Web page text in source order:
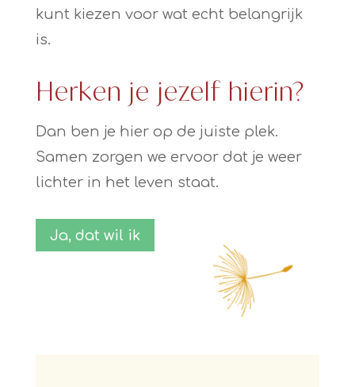
kunt kiezen voor wat echt belangrijk
is.
Herken je jezelf hierin?
Dan ben je hier op de juiste plek.
Samen zorgen we ervoor dat je weer
lichter in het leven staat.
Ja, dat wil ik